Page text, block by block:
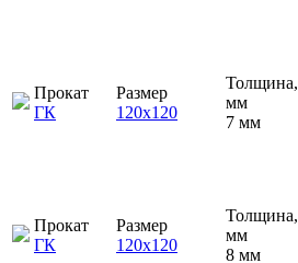
Прокат
ГК
Размер
120х120
Толщина,
мм
7 мм
Прокат
ГК
Размер
120х120
Толщина,
мм
8 мм